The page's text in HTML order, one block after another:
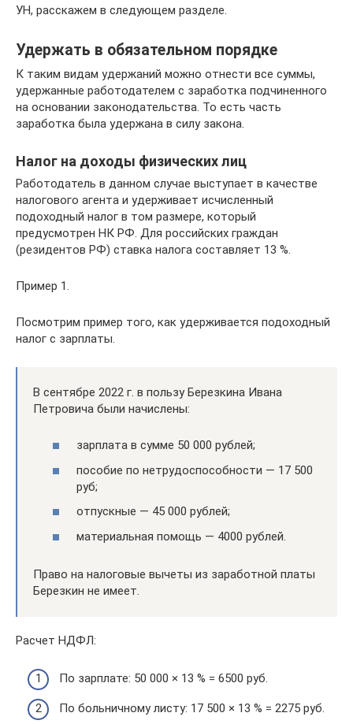
УН, расскажем в следующем разделе.
Удержать в обязательном порядке
К таким видам удержаний можно отнести все суммы,
удержанные работодателем с заработка подчиненного
на основании законодательства. То есть часть
заработка была удержана в силу закона.
Налог на доходы физических лиц
Работодатель в данном случае выступает в качестве
налогового агента и удерживает исчисленный
подоходный налог в том размере, который
предусмотрен НК РФ. Для российских граждан
(резидентов РФ) ставка налога составляет 13 %.
Пример 1.
Посмотрим пример того, как удерживается подоходный
налог с зарплаты.
В сентябре 2022 г. в пользу Березкина Ивана
Петровича были начислены:
зарплата в сумме 50 000 рублей;
пособие по нетрудоспособности — 17 500
руб;
отпускные — 45 000 рублей;
материальная помощь — 4000 рублей.
Право на налоговые вычеты из заработной платы
Березкин не имеет.
Расчет НДФЛ:
По зарплате: 50 000 × 13 % = 6500 руб.
По больничному листу: 17 500 × 13 % = 2275 руб.